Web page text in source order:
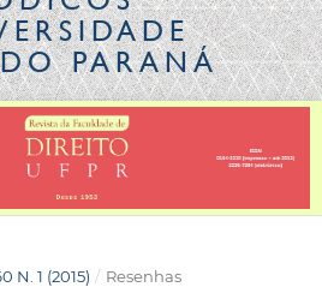
PARANÁ
N. 1 (2015) / Resenhas